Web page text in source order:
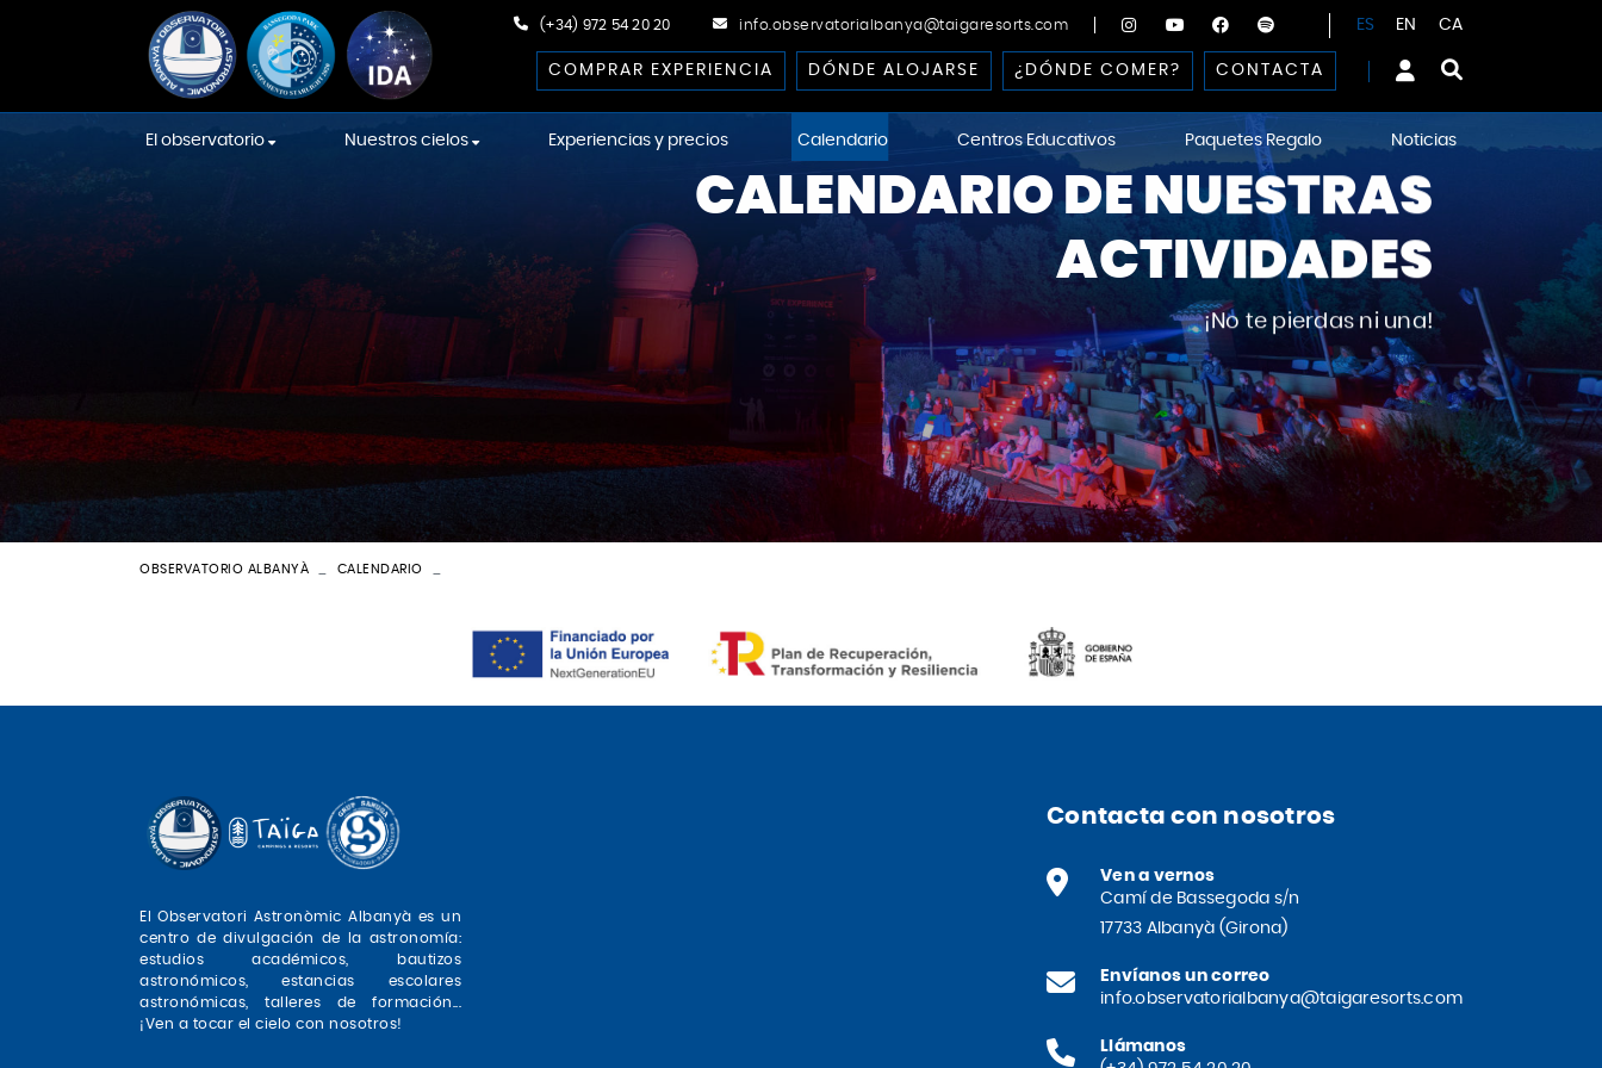
(+34) 972 54 20 20 info.observatorialbanya@taigaresorts.com ES EN CA
COMPRAR EXPERIENCIA DÓNDE ALOJARSE ¿DÓNDE COMER? CONTACTA
El observatorio
Equipamiento
La construcción
Sala de las Constelaciones
Nuestros cielos
Cielos de la International Dark-
Sky Association
Cielos Starlight
Experiencias y precios Calendario Centros Educativos Paquetes Regalo Noticias
CALENDARIO DE NUESTRAS
ACTIVIDADES
¡No te pierdas ni una!
OBSERVATORIO ALBANYÀ CALENDARIO
El Observatori Astronòmic Albanyà es un
centro de divulgación de la astronomía:
estudios académicos, bautizos
astronómicos, estancias escolares
astronómicas, talleres de formación...
¡Ven a tocar el cielo con nosotros!
Contacta con nosotros
Ven a vernos
Camí de Bassegoda s/n
17733 Albanyà (Girona)
Envíanos un correo
info.observatorialbanya@taigaresorts.com
Llámanos